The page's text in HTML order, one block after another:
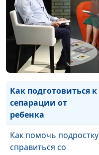
Как подготовиться к
сепарации от
ребенка
Как помочь подростку
справиться со